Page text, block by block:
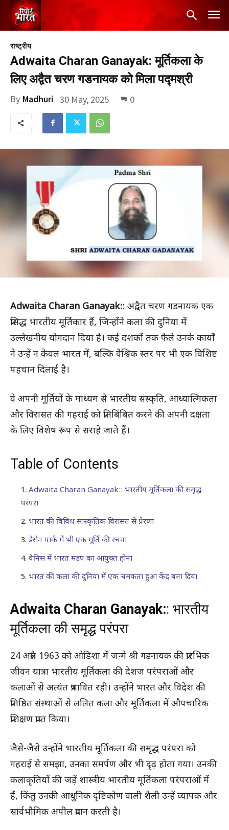
राष्ट्रीय
Adwaita Charan Ganayak: मूर्तिकला के
लिए अद्वैत चरण गडनायक को मिला पद्मश्री
By Madhuri 30 May, 2025 0
Adwaita Charan Ganayak:: अद्वैत चरण गडनायक एक
प्रसिद्ध भारतीय मूर्तिकार हैं, जिन्होंने कला की दुनिया में
उल्लेखनीय योगदान दिया है। कई दशकों तक फैले उनके कार्यों
ने उन्हें न केवल भारत में, बल्कि वैश्विक स्तर पर भी एक विशिष्ट
पहचान दिलाई है।
वे अपनी मूर्तियों के माध्यम से भारतीय संस्कृति, आध्यात्मिकता
और विरासत की गहराई को प्रतिबिंबित करने की अपनी दक्षता
के लिए विशेष रूप से सराहे जाते हैं।
Table of Contents
Adwaita Charan Ganayak:: भारतीय मूर्तिकला की समृद्ध
परंपरा
भारत की विविध सांस्कृतिक विरासत से प्रेरणा
डैसेन पार्क में भी एक मूर्ति की रचना
वेनिस में भारत मंडप का आयुक्त होना
भारत की कला की दुनिया में एक चमकता हुआ केंद्र बना दिया
Adwaita Charan Ganayak:: भारतीय
मूर्तिकला की समृद्ध परंपरा
24 अप्रैल 1963 को ओडिशा में जन्मे श्री गडनायक की प्रारंभिक
जीवन यात्रा भारतीय मूर्तिकला की देशज परंपराओं और
कलाओं से अत्यंत प्रभावित रही। उन्होंने भारत और विदेश की
प्रतिष्ठित संस्थाओं से ललित कला और मूर्तिकला में औपचारिक
प्रशिक्षण प्राप्त किया।
जैसे-जैसे उन्होंने भारतीय मूर्तिकला की समृद्ध परंपरा को
गहराई से समझा, उनका समर्पण और भी दृढ़ होता गया। उनकी
कलाकृतियों की जड़ें शास्त्रीय भारतीय मूर्तिकला परंपराओं में
हैं, किंतु उनकी आधुनिक दृष्टिकोण वाली शैली उन्हें व्यापक और
सार्वभौमिक अपील प्रदान करती है।